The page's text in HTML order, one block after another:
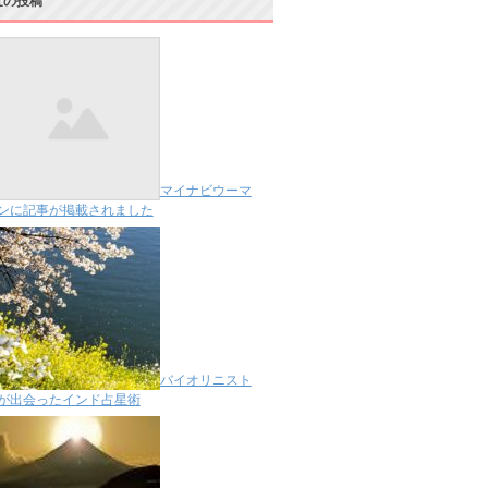
マイナビウーマ
に記事が掲載されました
バイオリニスト
出会ったインド占星術